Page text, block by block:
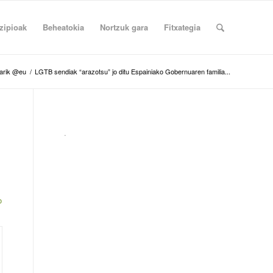
Beheatokia Nortzuk gara Fitxategia
@eu / LGTB sendiak “arazotsu” jo ditu Espainiako Gobernuaren familia...
.